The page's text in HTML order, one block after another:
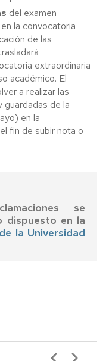
del examen
la convocatoria
de las
extraordinaria
académico. El
a realizar las
guardadas de la
en la
fin de subir nota o
se
dispuesto en la
la Universidad
Paginación